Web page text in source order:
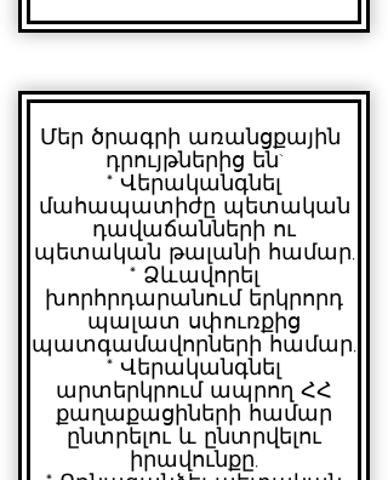
Մեր ծրագրի առանցքային
դրույթներից են`
* ⁠Վերականգնել
մահապատիժը պետական
դավաճանների ու
պետական թալանի համար,
* ⁠Ձևավորել
խորհրդարանում երկրորդ
պալատ սփուռքից
պատգամավորների համար,
* ⁠Վերականգնել
արտերկրում ապրող ՀՀ
քաղաքացիների համար
ընտրելու և ընտրվելու
իրավունքը,